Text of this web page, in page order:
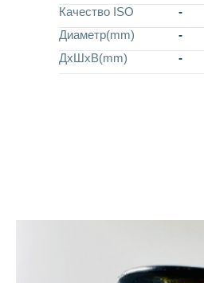
Качество ISO
-
Диаметр(mm)
-
ДхШхВ(mm)
-